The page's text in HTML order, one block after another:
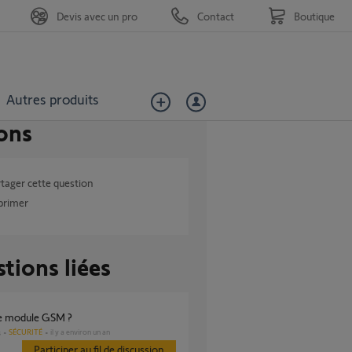
Autres produits
Devis avec un pro Contact Boutique
cette question
liées
module GSM ?
SÉCURITÉ il y a environ un an
Participer au fil de discussion